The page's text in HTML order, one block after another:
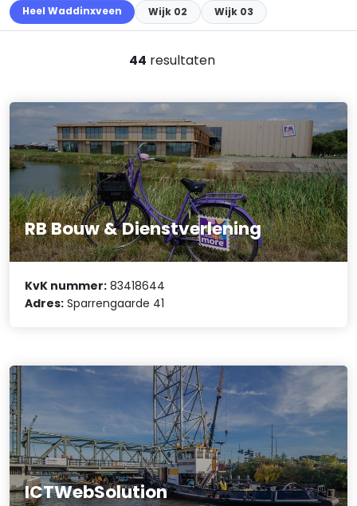
Heel Waddinxveen Wijk 02 Wijk 03
44 resultaten
RB Bouw & Dienstverlening
KvK nummer: 83418644
Adres: Sparrengaarde 41
ICTWebSolution